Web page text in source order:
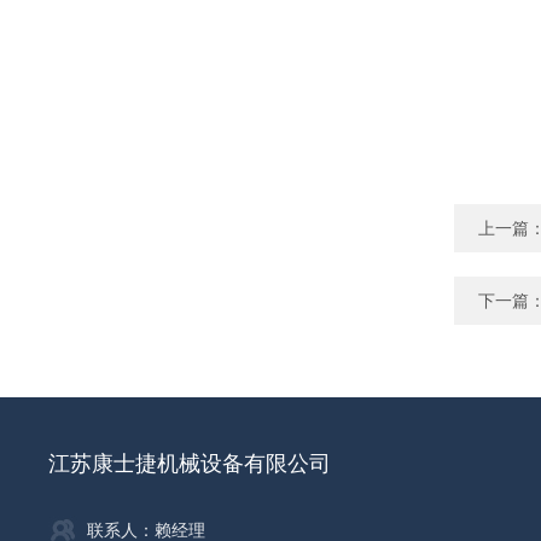
上一篇
下一篇
江苏康士捷机械设备有限公司
联系人：赖经理